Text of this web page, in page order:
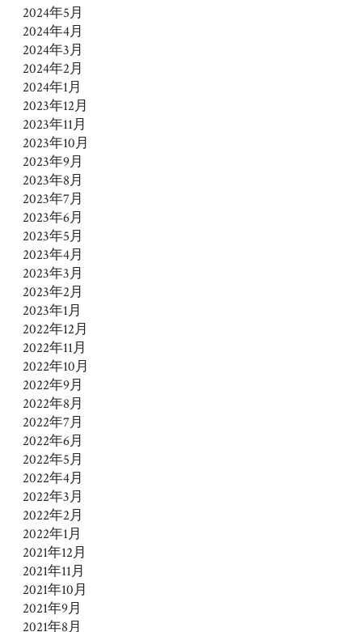
2024年5月
2024年4月
2024年3月
2024年2月
2024年1月
2023年12月
2023年11月
2023年10月
2023年9月
2023年8月
2023年7月
2023年6月
2023年5月
2023年4月
2023年3月
2023年2月
2023年1月
2022年12月
2022年11月
2022年10月
2022年9月
2022年8月
2022年7月
2022年6月
2022年5月
2022年4月
2022年3月
2022年2月
2022年1月
2021年12月
2021年11月
2021年10月
2021年9月
2021年8月